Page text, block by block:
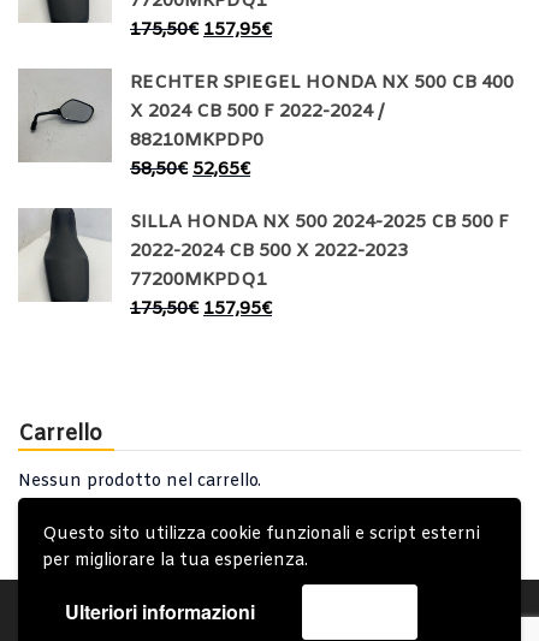
Questo sito utilizza cookie funzionali e script esterni
per migliorare la tua esperienza.
Ulteriori informazioni
175,50€ 157,95€
RECHTER SPIEGEL HONDA NX 500 CB 400
X 2024 CB 500 F 2022-2024 /
88210MKPDP0
58,50€ 52,65€
SILLA HONDA NX 500 2024-2025 CB 500 F
2022-2024 CB 500 X 2022-2023
77200MKPDQ1
175,50€ 157,95€
Carrello
Nessun prodotto nel carrello.
Account Condizioni Generali